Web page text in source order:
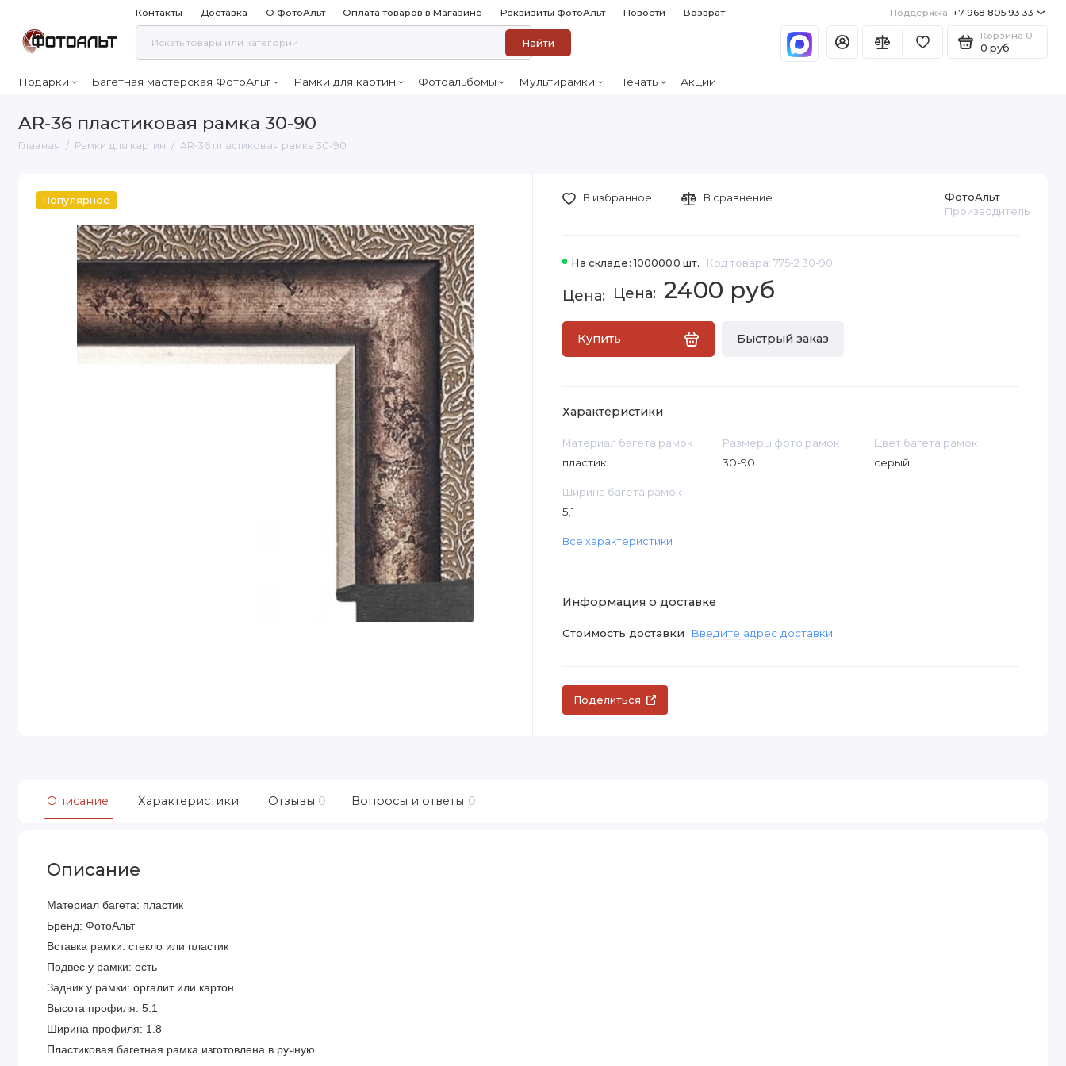
Контакты Доставка О ФотоАльт Оплата товаров в Магазине Реквизиты ФотоАльт Новости Возврат Поддержка +7 968 805 93 33
Найти
Корзина 0
0 руб
Подарки Багетная мастерская ФотоАльт Рамки для картин Фотоальбомы Мультирамки Печать Акции
AR-36 пластиковая рамка 30-90
Главная Рамки для картин AR-36 пластиковая рамка 30-90
Популярное
На складе: 1000000 шт. Код товара: 775-2 30-90
ФотоАльт
Производитель
2400 руб
Купить Быстрый заказ
В избранное В сравнение
Характеристики
Материал багета рамок
пластик
Размеры фото рамок
30-90
Цвет багета рамок
серый
Ширина багета рамок
5.1
Все характеристики
Информация о доставке
Стоимость доставки Введите адрес доставки
Поделиться
Описание Характеристики Отзывы 0 Вопросы и ответы 0
Описание
Материал багета: пластик
Бренд: ФотоАльт
Вставка рамки: стекло или пластик
Подвес у рамки: есть
Задник у рамки: оргалит или картон
Высота профиля: 5.1
Ширина профиля: 1.8
Пластиковая багетная рамка изготовлена в ручную.